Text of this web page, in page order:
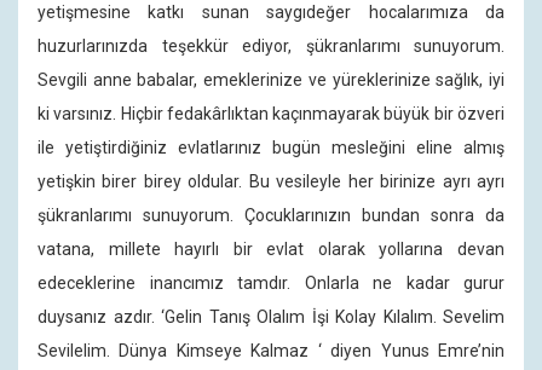
yetişmesine katkı sunan saygıdeğer hocalarımıza da
huzurlarınızda teşekkür ediyor, şükranlarımı sunuyorum.
Sevgili anne babalar, emeklerinize ve yüreklerinize sağlık, iyi
ki varsınız. Hiçbir fedakârlıktan kaçınmayarak büyük bir özveri
ile yetiştirdiğiniz evlatlarınız bugün mesleğini eline almış
yetişkin birer birey oldular. Bu vesileyle her birinize ayrı ayrı
şükranlarımı sunuyorum. Çocuklarınızın bundan sonra da
vatana, millete hayırlı bir evlat olarak yollarına devan
edeceklerine inancımız tamdır. Onlarla ne kadar gurur
duysanız azdır. ‘Gelin Tanış Olalım İşi Kolay Kılalım. Sevelim
Sevilelim. Dünya Kimseye Kalmaz ‘ diyen Yunus Emre’nin